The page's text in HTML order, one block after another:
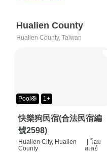
Hualien County
Hualien County, Taiwan
Pool🛟 1+
快樂狗民宿(合法民宿編
號2598)
Hualien City, Hualien
County
โฮม
สเตย์